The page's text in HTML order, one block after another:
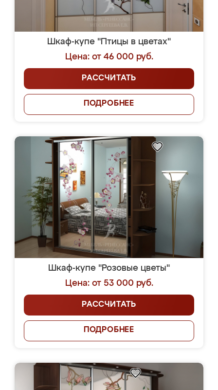
Шкаф-купе "Птицы в цветах"
Цена: от 46 000 руб.
РАССЧИТАТЬ
ПОДРОБНЕЕ
Шкаф-купе "Розовые цветы"
Цена: от 53 000 руб.
РАССЧИТАТЬ
ПОДРОБНЕЕ